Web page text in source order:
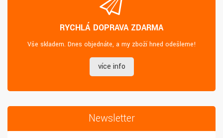
RYCHLÁ DOPRAVA ZDARMA
Vše skladem. Dnes objednáte, a my zboží hned odešleme!
více info
Newsletter